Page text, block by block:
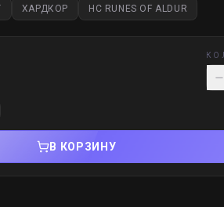
ХАРДКОР HC RUNES OF ALDUR
В КОРЗИНУ